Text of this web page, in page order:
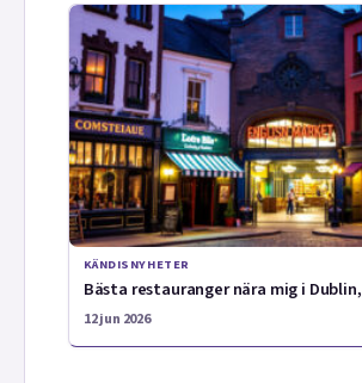
KÄNDISNYHETER
Bästa restauranger nära mig i
12 jun 2026